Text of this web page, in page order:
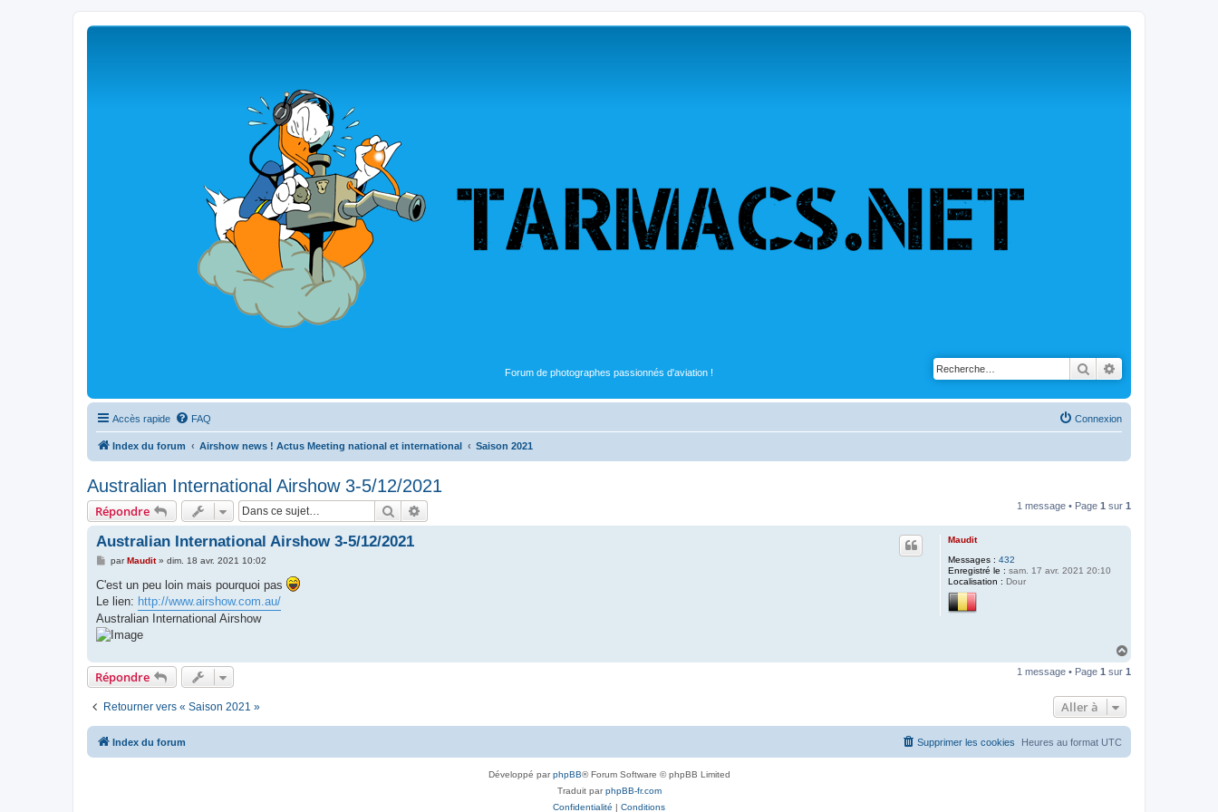
Forum de photographes passionnés d'aviation ! Rechercher
Accès rapide FAQ Connexion
Index du forum Airshow news ! Actus Meeting national et international Saison 2021
Australian International Airshow 3-5/12/2021
Répondre Rechercher 1 message • Page 1 sur 1
Maudit
Messages : 432
Enregistré le : sam. 17 avr. 2021 20:10
Localisation : Dour
Australian International Airshow 3-5/12/2021
M
s
s
a
e
parMaudit» dim. 18 avr. 2021 10:02
C'est un peu loin mais pourquoi pas
Le lien: http://www.airshow.com.au/
Australian International Airshow
u
Répondre 1 message • Page 1 sur 1
Retourner vers « Saison 2021 » Aller à
Index du forum Heures au format UTC
Supprimer les cookies
Développé parphpBB® Forum Software © phpBB Limited
Traduit parphpBB-fr.com
Confidentialité | Conditions